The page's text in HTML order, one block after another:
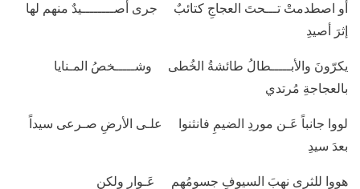
أو اصطدمتْ تـــحتَ العجاجِ كتائبٌ جرى أصــــــــيدٌ منهم لها
إثرَ أصيدِ
يكرّونَ والأبـــــطالُ طائشةُ الخُطى وشـــــخصُ المـنايا
بالعجاجةِ مُرتدي
لووا جانباً عَـن موردِ الضيمِ فانثنوا علـى الأرضِ صـرعى سيداً
بعدَ سيدِ
هووا للثرى نهبَ السيوفِ جسومُهم عَـوارٍ ولكن